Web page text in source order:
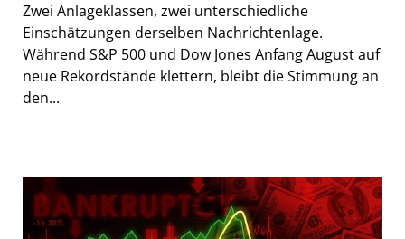
Zwei Anlageklassen, zwei unterschiedliche
Einschätzungen derselben Nachrichtenlage.
Während S&P 500 und Dow Jones Anfang August auf
neue Rekordstände klettern, bleibt die Stimmung an
den...